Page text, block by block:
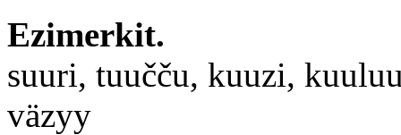
Ezimerkit.
suuri, tuučču, kuuzi,
väzyy